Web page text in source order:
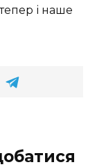
і наше